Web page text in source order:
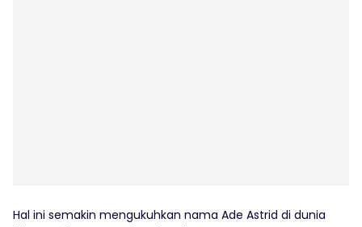
Hal ini semakin mengukuhkan nama Ade Astrid di dunia